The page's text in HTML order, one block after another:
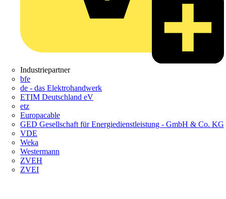
Industriepartner
bfe
de - das Elektrohandwerk
ETIM Deutschland eV
etz
Europacable
GED Gesellschaft für Energiedienstleistung - GmbH & Co. KG
VDE
Weka
Westermann
ZVEH
ZVEI